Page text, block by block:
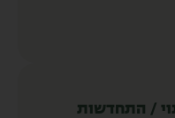
/ התחדשות